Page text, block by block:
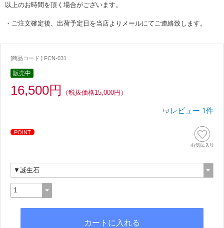
以上のお時間を頂く場合がございます。
・ご注文確定後、出荷予定日を当店よりメールにてご連絡致します。
[商品コード ] FCN-031
販売中
16,500円 （税抜価格15,000円）
レビュー 1件
POINT